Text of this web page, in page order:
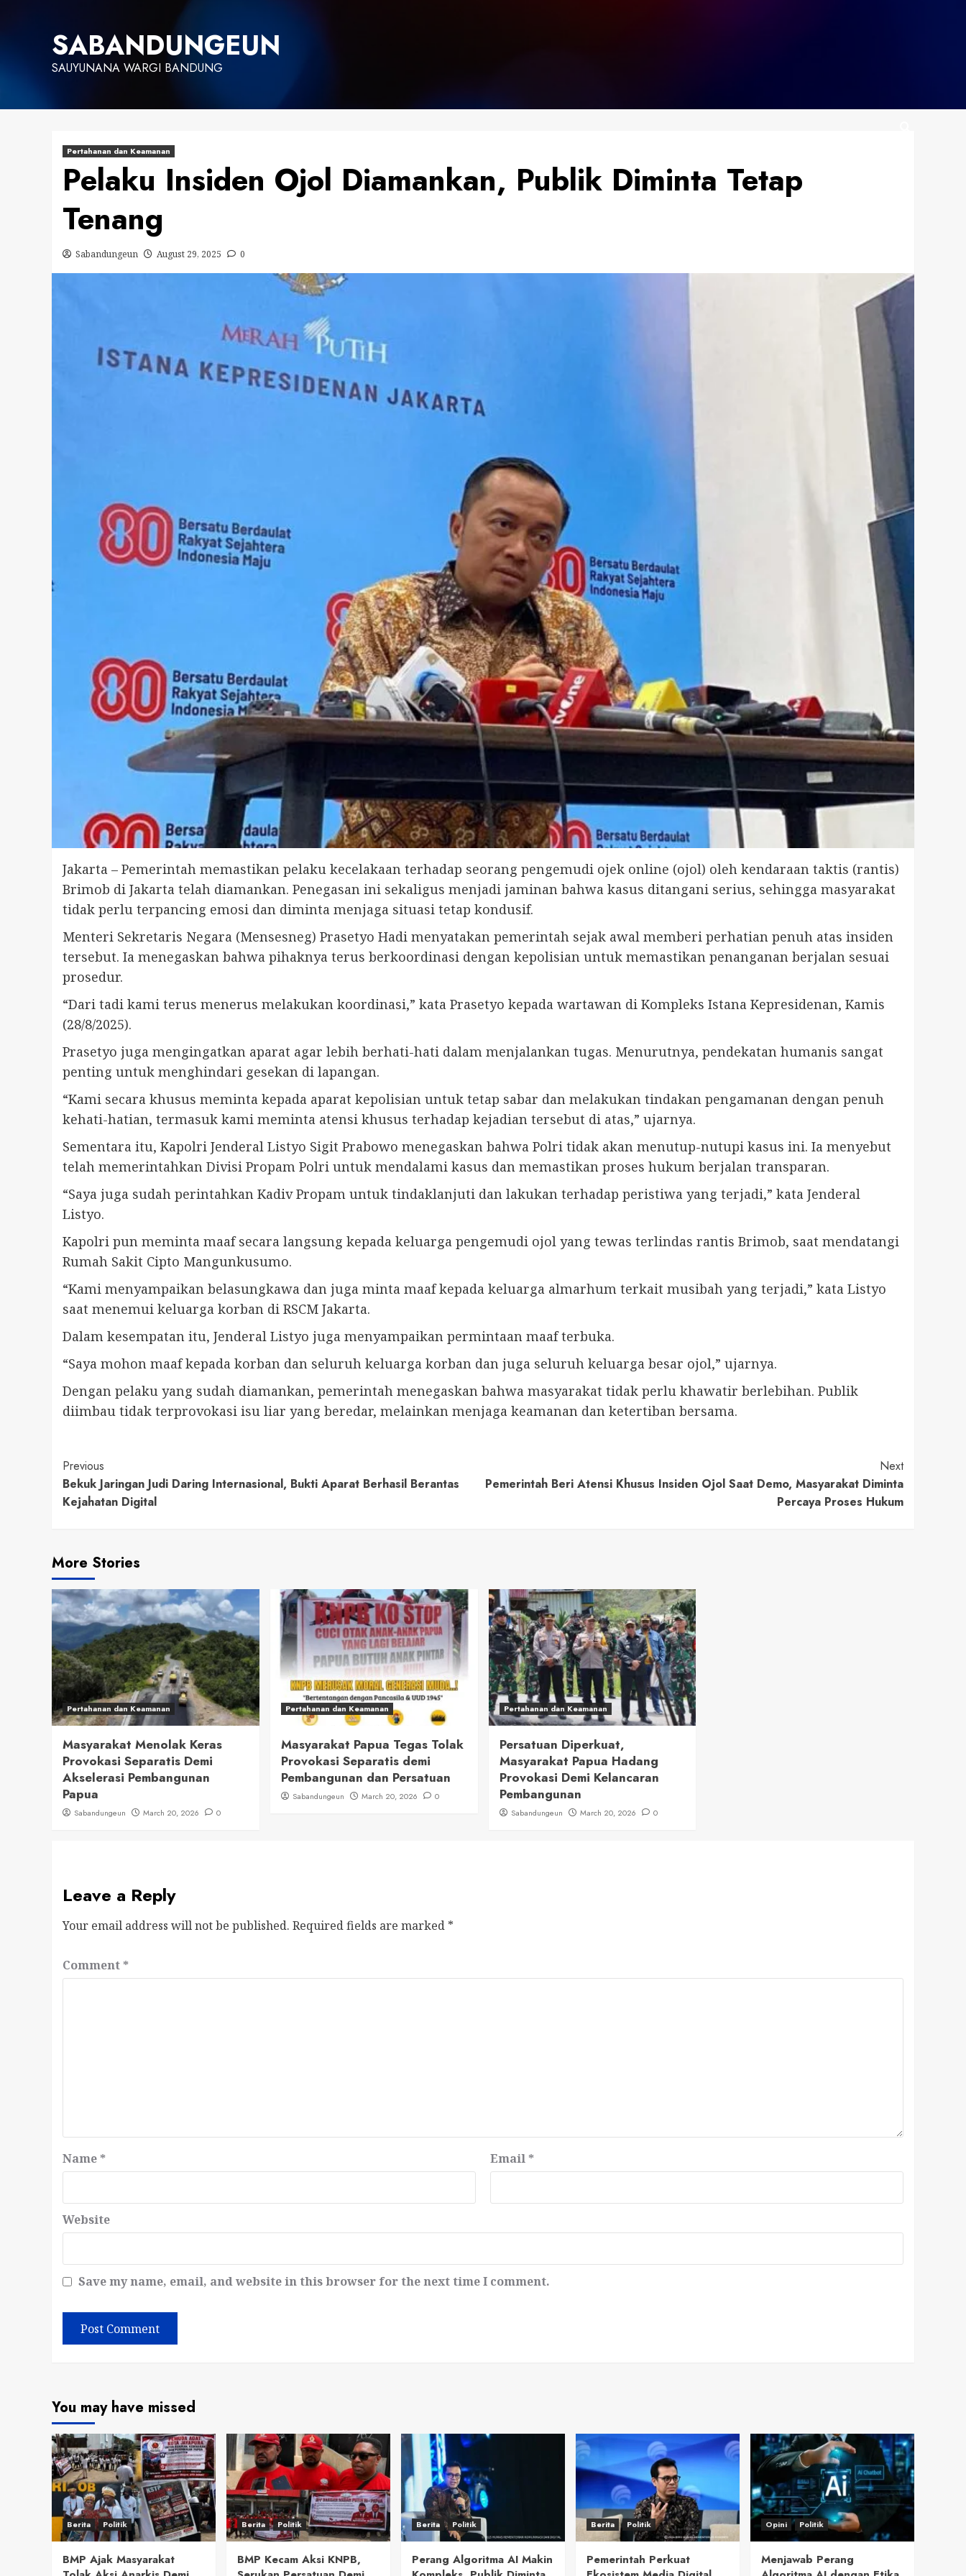
SABANDUNGEUN
SAUYUNANA WARGI BANDUNG
Pertahanan dan Keamanan
Pelaku Insiden Ojol Diamankan, Publik Diminta Tetap
Tenang
Sabandungeun August 29, 2025 0
Jakarta – Pemerintah memastikan pelaku kecelakaan terhadap seorang pengemudi ojek online (ojol) oleh kendaraan taktis (rantis)
Brimob di Jakarta telah diamankan. Penegasan ini sekaligus menjadi jaminan bahwa kasus ditangani serius, sehingga masyarakat
tidak perlu terpancing emosi dan diminta menjaga situasi tetap kondusif.
Menteri Sekretaris Negara (Mensesneg) Prasetyo Hadi menyatakan pemerintah sejak awal memberi perhatian penuh atas insiden
tersebut. Ia menegaskan bahwa pihaknya terus berkoordinasi dengan kepolisian untuk memastikan penanganan berjalan sesuai
prosedur.
“Dari tadi kami terus menerus melakukan koordinasi,” kata Prasetyo kepada wartawan di Kompleks Istana Kepresidenan, Kamis
(28/8/2025).
Prasetyo juga mengingatkan aparat agar lebih berhati-hati dalam menjalankan tugas. Menurutnya, pendekatan humanis sangat
penting untuk menghindari gesekan di lapangan.
“Kami secara khusus meminta kepada aparat kepolisian untuk tetap sabar dan melakukan tindakan pengamanan dengan penuh
kehati-hatian, termasuk kami meminta atensi khusus terhadap kejadian tersebut di atas,” ujarnya.
Sementara itu, Kapolri Jenderal Listyo Sigit Prabowo menegaskan bahwa Polri tidak akan menutup-nutupi kasus ini. Ia menyebut
telah memerintahkan Divisi Propam Polri untuk mendalami kasus dan memastikan proses hukum berjalan transparan.
“Saya juga sudah perintahkan Kadiv Propam untuk tindaklanjuti dan lakukan terhadap peristiwa yang terjadi,” kata Jenderal
Listyo.
Kapolri pun meminta maaf secara langsung kepada keluarga pengemudi ojol yang tewas terlindas rantis Brimob, saat mendatangi
Rumah Sakit Cipto Mangunkusumo.
“Kami menyampaikan belasungkawa dan juga minta maaf kepada keluarga almarhum terkait musibah yang terjadi,” kata Listyo
saat menemui keluarga korban di RSCM Jakarta.
Dalam kesempatan itu, Jenderal Listyo juga menyampaikan permintaan maaf terbuka.
“Saya mohon maaf kepada korban dan seluruh keluarga korban dan juga seluruh keluarga besar ojol,” ujarnya.
Dengan pelaku yang sudah diamankan, pemerintah menegaskan bahwa masyarakat tidak perlu khawatir berlebihan. Publik
diimbau tidak terprovokasi isu liar yang beredar, melainkan menjaga keamanan dan ketertiban bersama.
Continue
Reading
Previous
Bekuk Jaringan Judi Daring Internasional, Bukti Aparat Berhasil Berantas
Kejahatan Digital
Next
Pemerintah Beri Atensi Khusus Insiden Ojol Saat Demo, Masyarakat Diminta
Percaya Proses Hukum
More Stories
Pertahanan dan Keamanan
Masyarakat Menolak Keras
Provokasi Separatis Demi
Akselerasi Pembangunan
Papua
Sabandungeun March 20, 2026 0
Pertahanan dan Keamanan
Masyarakat Papua Tegas Tolak
Provokasi Separatis demi
Pembangunan dan Persatuan
Sabandungeun March 20, 2026 0
Pertahanan dan Keamanan
Persatuan Diperkuat,
Masyarakat Papua Hadang
Provokasi Demi Kelancaran
Pembangunan
Sabandungeun March 20, 2026 0
Leave a Reply
Your email address will not be published. Required fields are marked *
Comment *
Name * Email *
Website
Save my name, email, and website in this browser for the next time I comment.
You may have missed
Berita Politik
BMP Ajak Masyarakat
Berita Politik
BMP Kecam Aksi KNPB,
Berita Politik
Perang Algoritma AI Makin
Berita Politik
Pemerintah Perkuat
Opini Politik
Menjawab Perang